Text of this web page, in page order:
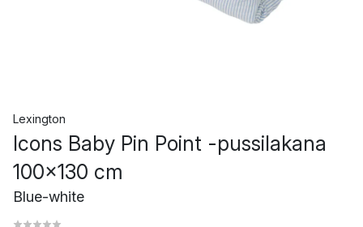
Lexington
Icons Baby Pin Point -pussilakana
100x130 cm
Blue-white